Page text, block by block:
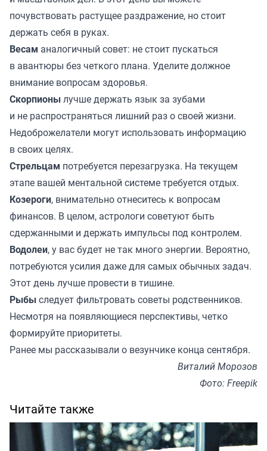
почувствовать растущее раздражение, но стоит
держать себя в руках.
Весам аналогичный совет: не стоит пускаться
в авантюры без четкого плана. Уделите должное
внимание вопросам здоровья.
Скорпионылучше держать язык за зубами
и не распространяться лишний раз о своей жизни.
Недоброжелатели могут использовать информацию
в своих целях.
Стрельцам потребуется перезагрузка. На текущем
этапе вашей ментальной системе требуется отдых.
Козероги, внимательно отнеситесь к вопросам
финансов. В целом, астрологи советуют быть
сдержанными и держать импульсы под контролем.
Водолеи, у вас будет не так много энергии. Вероятно,
потребуются усилия даже для самых обычных задач.
Этот день лучше провести в тишине.
Рыбыследует фильтровать советы родственников.
Несмотря на появляющиеся перспективы, четко
формируйте приоритеты.
Ранее мы рассказывали о везунчике конца сентября.
Виталий Морозов
Фото: Freepik
Читайте также